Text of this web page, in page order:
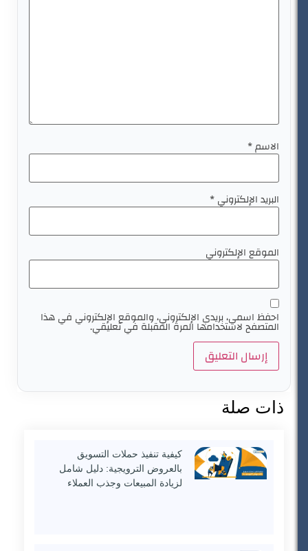
الاسم*
البريد الإلكتروني*
الموقع الإلكتروني
احفظ اسمي، بريدي الإلكتروني، والموقع الإلكتروني في هذا
المتصفح لاستخدامها المرة المقبلة في تعليقي.
ذات صلة
كيفية تنفيذ حملات التسويق
بالعروض الترويجية: دليل شامل
لزيادة المبيعات وجذب العملاء